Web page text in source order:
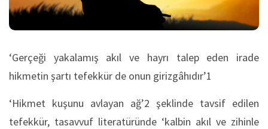
‘Gerçeği yakalamış akıl ve hayrı talep eden irade
hikmetin şartı tefekkür de onun girizgâhıdır’1
‘Hikmet kuşunu avlayan ağ’2 şeklinde tavsif edilen
tefekkür, tasavvuf literatüründe ‘kalbin akıl ve zihinle